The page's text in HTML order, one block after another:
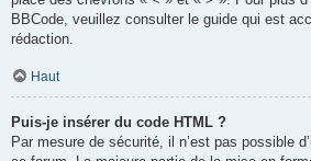
BBCode, veuillez consulter le guide qui est
rédaction.
Haut
Puis-je insérer du code HTML ?
Par mesure de sécurité, il n’est pas possible